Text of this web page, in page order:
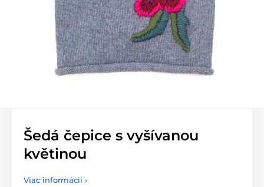
Šedá čepice s vyšívanou
květinou
Viac informácií ›